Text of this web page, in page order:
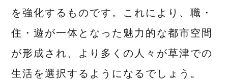
を強化するものです。これにより、職・
住・遊が一体となった魅力的な都市空間
が形成され、より多くの人々が草津での
生活を選択するようになるでしょう。